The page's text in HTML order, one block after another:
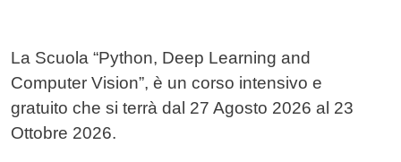
La Scuola “Python, Deep Learning and
Computer Vision”, è un corso intensivo e
gratuito che si terrà dal 27 Agosto 2026 al 23
Ottobre 2026.